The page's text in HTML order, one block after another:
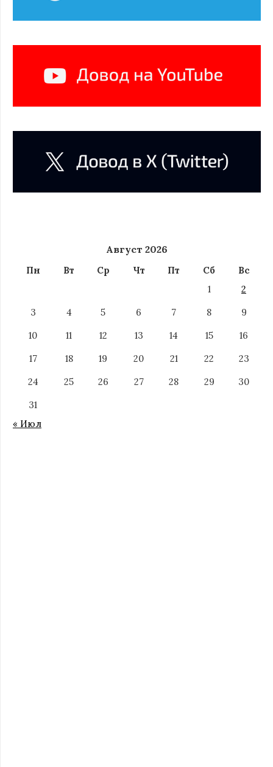
Август 2026
Пн Вт Ср Чт Пт Сб
Вс
1
2
3
4 5 6 7 8
9
10
11 12 13 14 15
16
17
18 19 20 21 22
23
24
25 26 27 28 29
30
31
« Июл